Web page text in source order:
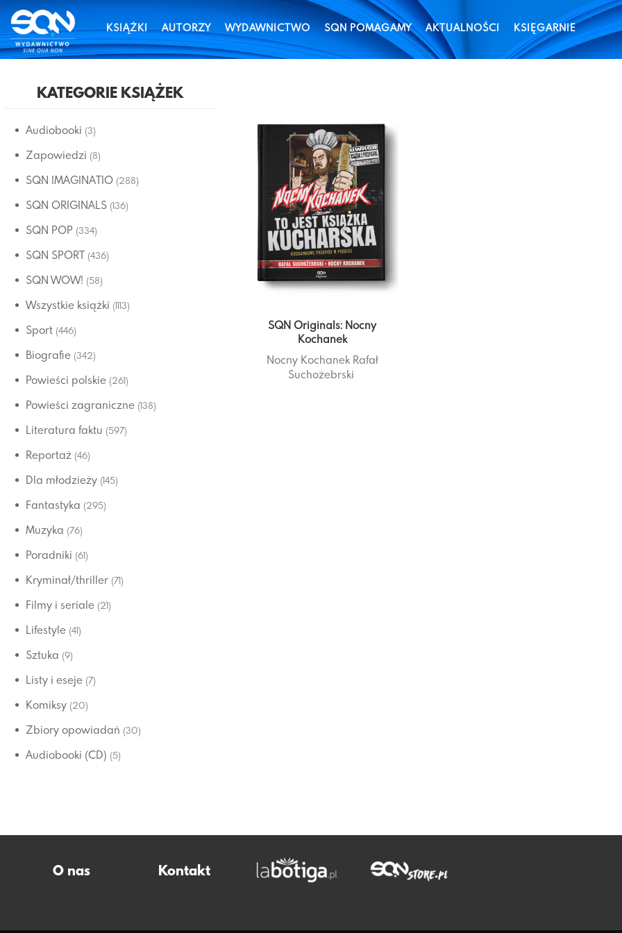
KSIĄŻKI AUTORZY WYDAWNICTWO SQN POMAGAMY AKTUALNOŚCI KSIĘGARNIE
KATEGORIE KSIĄŻEK
Audiobooki (3)
Zapowiedzi (8)
SQN IMAGINATIO (288)
SQN ORIGINALS (136)
SQN POP (334)
SQN SPORT (436)
SQN WOW! (58)
Wszystkie książki (1113)
Sport (446)
Biografie (342)
Powieści polskie (261)
Powieści zagraniczne (138)
Literatura faktu (597)
Reportaż (46)
Dla młodzieży (145)
Fantastyka (295)
Muzyka (76)
Poradniki (61)
Kryminał/thriller (71)
Filmy i seriale (21)
Lifestyle (41)
Sztuka (9)
Listy i eseje (7)
Komiksy (20)
Zbiory opowiadań (30)
Audiobooki (CD) (5)
SQN Originals: Nocny
Kochanek
Nocny Kochanek Rafał
Suchożebrski
O nas Kontakt